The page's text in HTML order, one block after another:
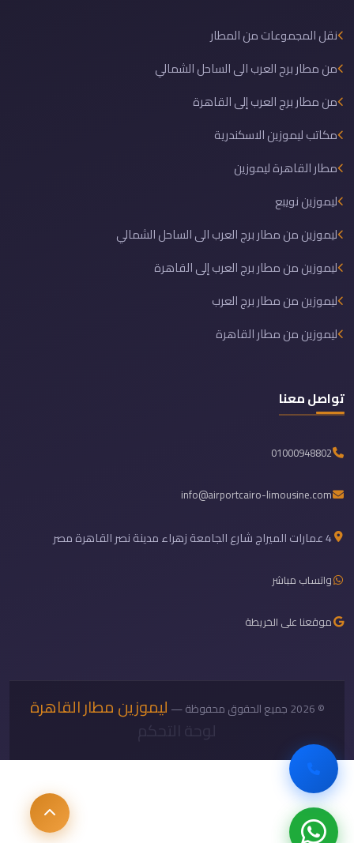
نقل المجموعات من المطار
من مطار برج العرب الى الساحل الشمالي
من مطار برج العرب إلى القاهرة
مكاتب ليموزين الاسكندرية
مطار القاهرة ليموزين
ليموزين نويبع
ليموزين من مطار برج العرب الى الساحل الشمالي
ليموزين من مطار برج العرب إلى القاهرة
ليموزين من مطار برج العرب
ليموزين من مطار القاهرة
تواصل معنا
01000948802
info@airportcairo-limousine.com
4 عمارات الميراج شارع الجامعة زهراء مدينة نصر القاهرة مصر
واتساب مباشر
موقعنا على الخريطة
ليموزين مطار القاهرة